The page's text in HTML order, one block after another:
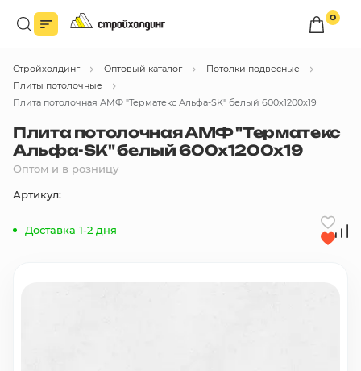
0
Войдите в личный кабинет
Вы сможете оформлять заказы
Каталог товаров
Стройхолдинг Оптовый каталог
Потолки подвесные
Плиты потолочные
Плита потолочная АМФ "Терматекс Альфа-SK" белый 600х1200х19
Плита потолочная АМФ "Терматекс
Альфа-SK" белый 600х1200х19
Оптом и в розницу
Артикул:
Доставка 1-2 дня